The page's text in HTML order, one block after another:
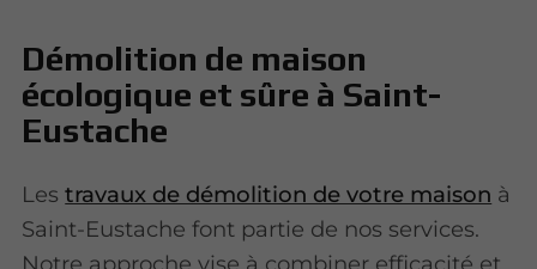
Démolition de maison
écologique et sûre à Saint-
Eustache
Lestravaux de démolition de votre maison à
Saint-Eustache font partie de nos services.
Notre approche vise à combiner efficacité et